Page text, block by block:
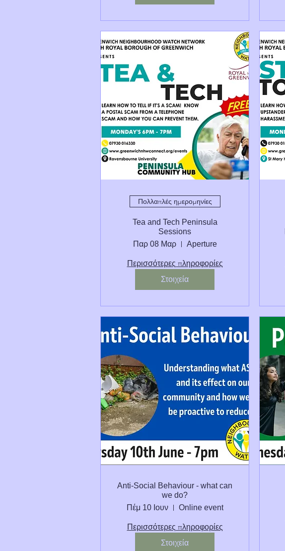
Πολλαπλές ημερομηνίες
Tea and Tech Peninsula
Sessions
Παρ 08 Μαρ
Aperture
Περισσότερες πληροφορίες
Στοιχεία
Anti-Social Behaviour - what can
we do?
Πέμ 10 Ιουν
Online event
Περισσότερες πληροφορίες
Στοιχεία